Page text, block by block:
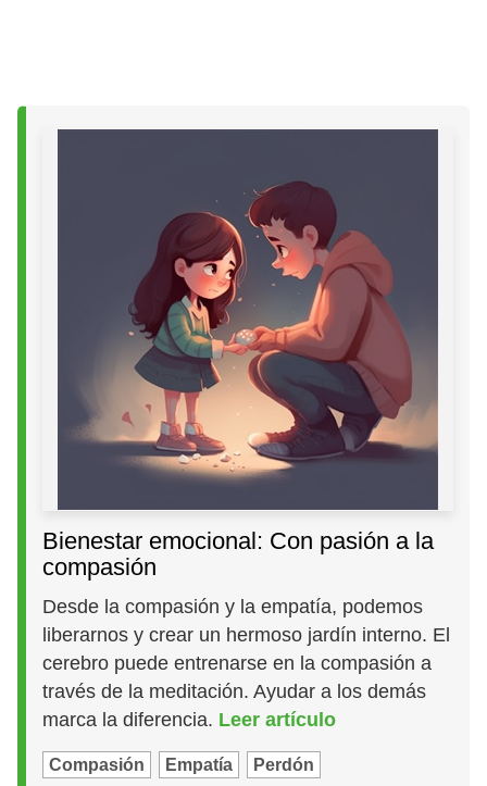
Bienestar emocional: Con pasión a la
compasión
Desde la compasión y la empatía, podemos
liberarnos y crear un hermoso jardín interno. El
cerebro puede entrenarse en la compasión a
través de la meditación. Ayudar a los demás
marca la diferencia. Leer artículo
Compasión Empatía Perdón